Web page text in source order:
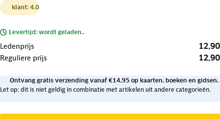
klant: 4.0
Levertijd: wordt geladen..
Ledenprijs 12,90
Reguliere prijs 12,90
Ontvang gratis verzending vanaf €14,95 op kaarten, boeken en gidsen.
Let op: dit is niet geldig in combinatie met artikelen uit andere categorieën.